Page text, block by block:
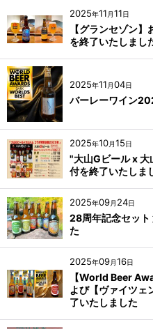
2025年11 月11日
【グランセゾン
を終了いたしまし
2025年11 月04日
バーレーワイン
2025年10月15日
"大山Gビール x 大
付を終了いたしま
2025年09月 24日
28周年記念セット
た
2025年09月16日
【World Beer
よび【ヴァイツェ
了いたしました